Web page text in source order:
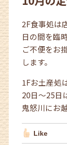
2F食事処は
日の間を臨
ご不便をお
します。
1Fお土産処
20日〜25日
鬼怒川にお
Like